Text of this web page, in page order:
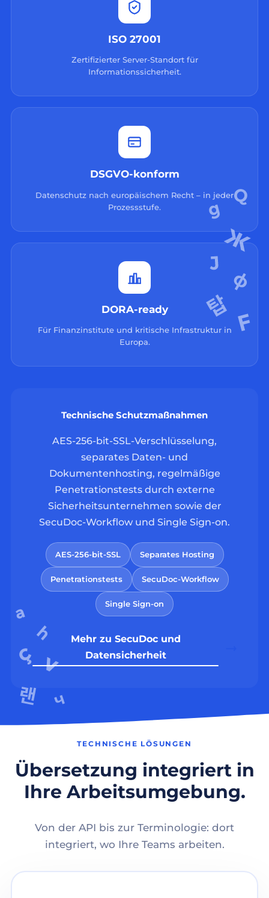
ISO 27001
Zertifizierter Server-Standort für
Informationssicherheit.
DSGVO-konform
Datenschutz nach europäischem Recht – in jeder
Prozessstufe.
DORA-ready
Für Finanzinstitute und kritische Infrastruktur in
Europa.
Technische Schutzmaßnahmen
AES-256-bit-SSL-Verschlüsselung,
separates Daten- und
Dokumentenhosting, regelmäßige
Penetrationstests durch externe
Sicherheitsunternehmen sowie der
SecuDoc-Workflow und Single Sign-on.
AES-256-bit-SSL Separates Hosting
Penetrationstests SecuDoc-Workflow
Single Sign-on
Mehr zu SecuDoc und
Datensicherheit
TECHNISCHE LÖSUNGEN
Übersetzung integriert in
Ihre Arbeitsumgebung.
Von der API bis zur Terminologie: dort
integriert, wo Ihre Teams arbeiten.